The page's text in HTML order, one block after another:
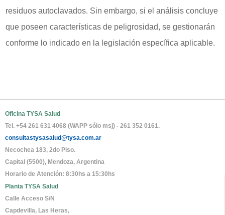
residuos autoclavados. Sin embargo, si el análisis concluye
que poseen características de peligrosidad, se gestionarán
conforme lo indicado en la legislación específica aplicable.
Oficina TYSA Salud
Tel. +54 261 631 4068 (WAPP sólo msj) - 261 352 0161.
consultastysasalud@tysa.com.ar
Necochea 183, 2do Piso.
Capital (5500), Mendoza, Argentina
Horario de Atención: 8:30hs a 15:30hs
Planta TYSA Salud
Calle Acceso S/N
Capdevilla, Las Heras,